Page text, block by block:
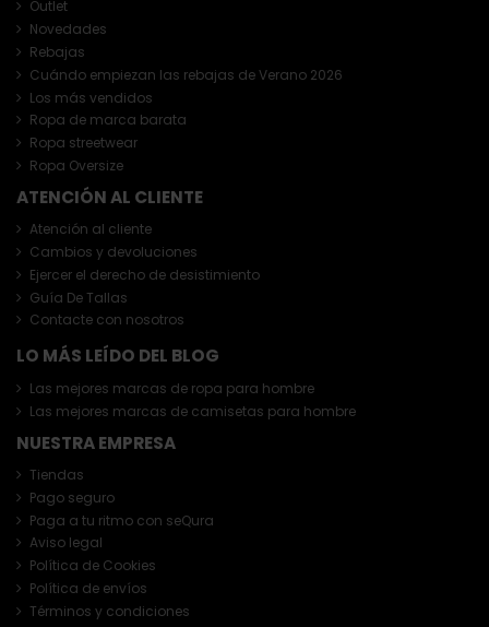
Outlet
Novedades
Rebajas
Cuándo empiezan las rebajas de Verano 2026
Los más vendidos
Ropa de marca barata
Ropa streetwear
Ropa Oversize
ATENCIÓN AL CLIENTE
Atención al cliente
Cambios y devoluciones
Ejercer el derecho de desistimiento
Guía De Tallas
Contacte con nosotros
LO MÁS LEÍDO DEL BLOG
Las mejores marcas de ropa para hombre
Las mejores marcas de camisetas para hombre
NUESTRA EMPRESA
Tiendas
Pago seguro
Paga a tu ritmo con seQura
Aviso legal
Política de Cookies
Política de envíos
Términos y condiciones